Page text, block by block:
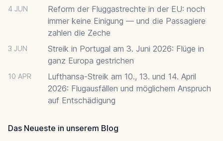
4 JUN
Reform der Fluggastrechte in der EU: noch
immer keine Einigung — und die Passagiere
zahlen die Zeche
3 JUN
Streik in Portugal am 3. Juni 2026: Flüge in
ganz Europa gestrichen
10 APR
Lufthansa-Streik am 10., 13. und 14. April
2026: Flugausfällen und möglichem Anspruch
auf Entschädigung
Das Neueste in unserem Blog